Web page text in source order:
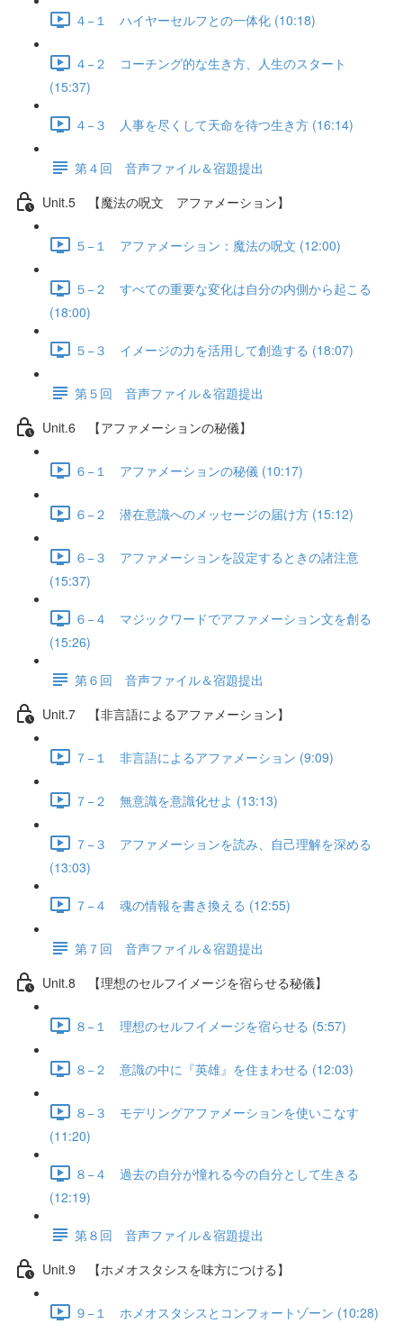
４−１ ハイヤーセルフとの一体化 (10:18)
４−２ コーチング的な生き方、人生のスタート
(15:37)
４−３ 人事を尽くして天命を待つ生き方 (16:14)
第４回 音声ファイル＆宿題提出
Unit.5 【魔法の呪文 アファメーション】
５−１ アファメーション：魔法の呪文 (12:00)
５−２ すべての重要な変化は自分の内側から起こる
(18:00)
５−３ イメージの力を活用して創造する (18:07)
第５回 音声ファイル＆宿題提出
Unit.6 【アファメーションの秘儀】
６−１ アファメーションの秘儀 (10:17)
６−２ 潜在意識へのメッセージの届け方 (15:12)
６−３ アファメーションを設定するときの諸注意
(15:37)
６−４ マジックワードでアファメーション文を創る
(15:26)
第６回 音声ファイル＆宿題提出
Unit.7 【非言語によるアファメーション】
７−１ 非言語によるアファメーション (9:09)
７−２ 無意識を意識化せよ (13:13)
７−３ アファメーションを読み、自己理解を深める
(13:03)
７−４ 魂の情報を書き換える (12:55)
第７回 音声ファイル＆宿題提出
Unit.8 【理想のセルフイメージを宿らせる秘儀】
８−１ 理想のセルフイメージを宿らせる (5:57)
８−２ 意識の中に『英雄』を住まわせる (12:03)
８−３ モデリングアファメーションを使いこなす
(11:20)
８−４ 過去の自分が憧れる今の自分として生きる
(12:19)
第８回 音声ファイル＆宿題提出
Unit.9 【ホメオスタシスを味方につける】
９−１ ホメオスタシスとコンフォートゾーン (10:28)